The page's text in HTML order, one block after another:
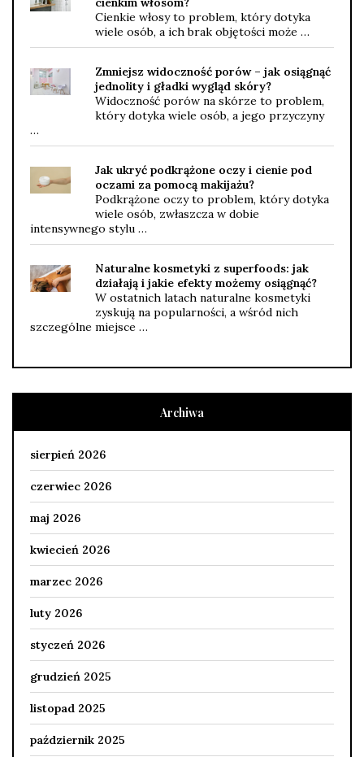
Cienkie włosy to problem, który dotyka
wiele osób, a ich brak objętości może …
Zmniejsz widoczność porów – jak osiągnąć
jednolity i gładki wygląd skóry?
Widoczność porów na skórze to problem,
który dotyka wiele osób, a jego przyczyny
…
Jak ukryć podkrążone oczy i cienie pod
oczami za pomocą makijażu?
Podkrążone oczy to problem, który dotyka
wiele osób, zwłaszcza w dobie
intensywnego stylu …
Naturalne kosmetyki z superfoods: jak
działają i jakie efekty możemy osiągnąć?
W ostatnich latach naturalne kosmetyki
zyskują na popularności, a wśród nich
szczególne miejsce …
Archiwa
sierpień 2026
czerwiec 2026
maj 2026
kwiecień 2026
marzec 2026
luty 2026
styczeń 2026
grudzień 2025
listopad 2025
październik 2025